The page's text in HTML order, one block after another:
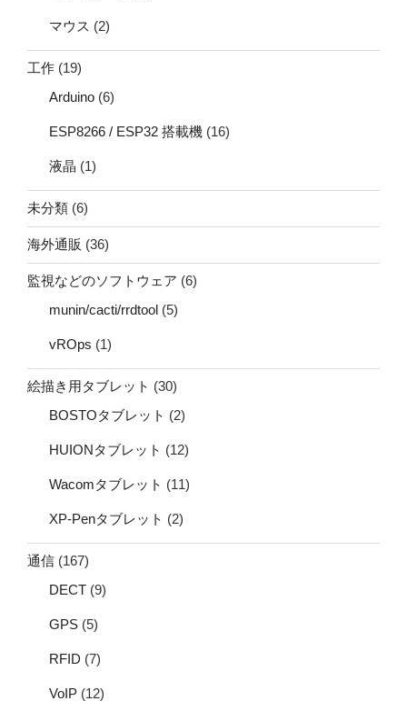
マウス (2)
工作 (19)
Arduino (6)
ESP8266 / ESP32 搭載機 (16)
液晶 (1)
未分類 (6)
海外通販 (36)
監視などのソフトウェア (6)
munin/cacti/rrdtool (5)
vROps (1)
絵描き用タブレット (30)
BOSTOタブレット (2)
HUIONタブレット (12)
Wacomタブレット (11)
XP-Penタブレット (2)
通信 (167)
DECT (9)
GPS (5)
RFID (7)
VoIP (12)